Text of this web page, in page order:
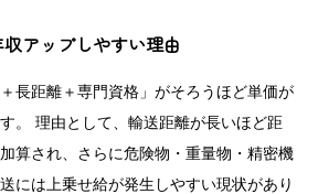
アップしやすい理由
長距離＋専門資格」がそろうほど単価が
。 理由として、輸送距離が長いほど距
算され、さらに危険物・重量物・精密機
には上乗せ給が発生しやすい現状があり